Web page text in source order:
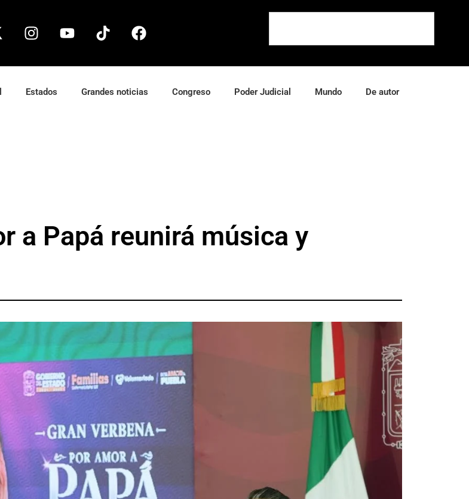
Estados Grandes noticias Congreso Poder Judicial Mundo De autor
a Papá reunirá música y